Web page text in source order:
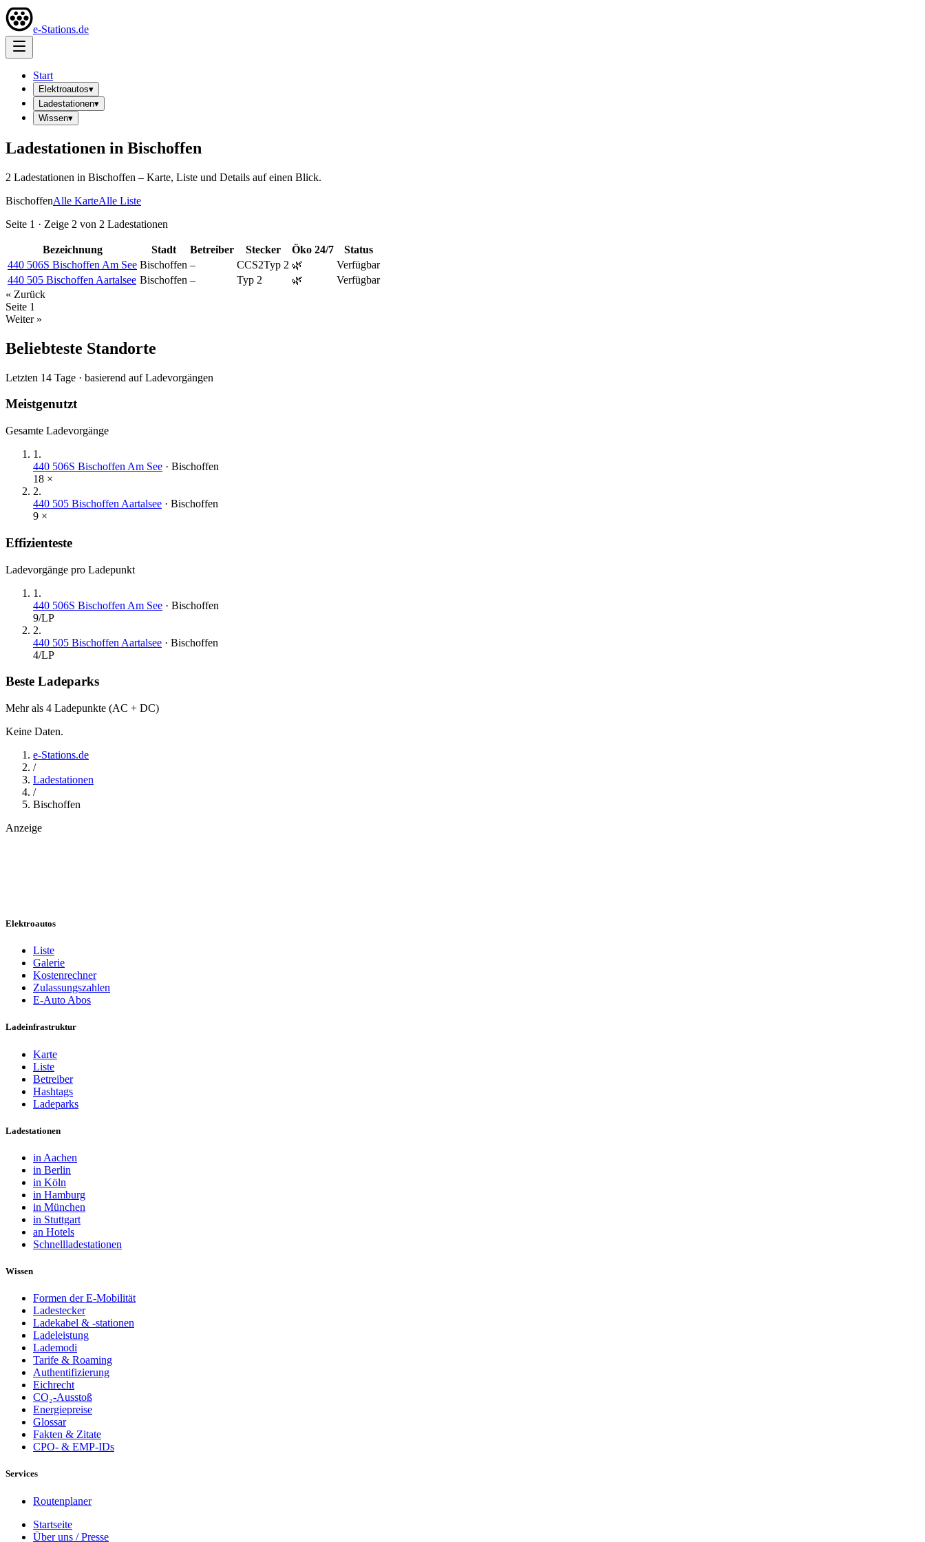
e-Stations.de
Start
Elektroautos▾
Ladestationen▾
Wissen▾
Ladestationen in Bischoffen
2 Ladestationen in Bischoffen – Karte, Liste und Details auf einen Blick.
BischoffenAlle KarteAlle Liste
Seite 1 · Zeige 2 von 2 Ladestationen
Bezeichnung Stadt Betreiber Stecker Öko 24/7
Status
440 506S Bischoffen Am See Bischoffen – CCS2Typ 2 🌿
Verfügbar
440 505 Bischoffen Aartalsee Bischoffen – Typ 2 🌿
Verfügbar
« Zurück
Seite 1
Weiter »
Beliebteste Standorte
Letzten 14 Tage · basierend auf Ladevorgängen
Meistgenutzt
Gesamte Ladevorgänge
1 .
440 506S Bischoffen Am See · Bischoffen
18 ×
2.
440 505 Bischoffen Aartalsee · Bischoffen
9 ×
Effizienteste
Ladevorgänge pro Ladepunkt
1 .
440 506S Bischoffen Am See · Bischoffen
9/LP
2.
440 505 Bischoffen Aartalsee · Bischoffen
4/LP
Beste Ladeparks
Mehr als 4 Ladepunkte (AC + DC)
Keine Daten.
e-Stations.de
/
Ladestationen
/
Bischoffen
Anzeige
Elektroautos
Liste
Galerie
Kostenrechner
Zulassungszahlen
E-Auto Abos
Ladeinfrastruktur
Karte
Liste
Betreiber
Hashtags
Ladeparks
Ladestationen
in Aachen
in Berlin
in Köln
in Hamburg
in München
in Stuttgart
an Hotels
Schnellladestationen
Wissen
Formen der E-Mobilität
Ladestecker
Ladekabel & -stationen
Ladeleistung
Lademodi
Tarife & Roaming
Authentifizierung
Eichrecht
CO₂-Ausstoß
Energiepreise
Glossar
Fakten & Zitate
CPO- & EMP-IDs
Services
Routenplaner
Startseite
Über uns / Presse